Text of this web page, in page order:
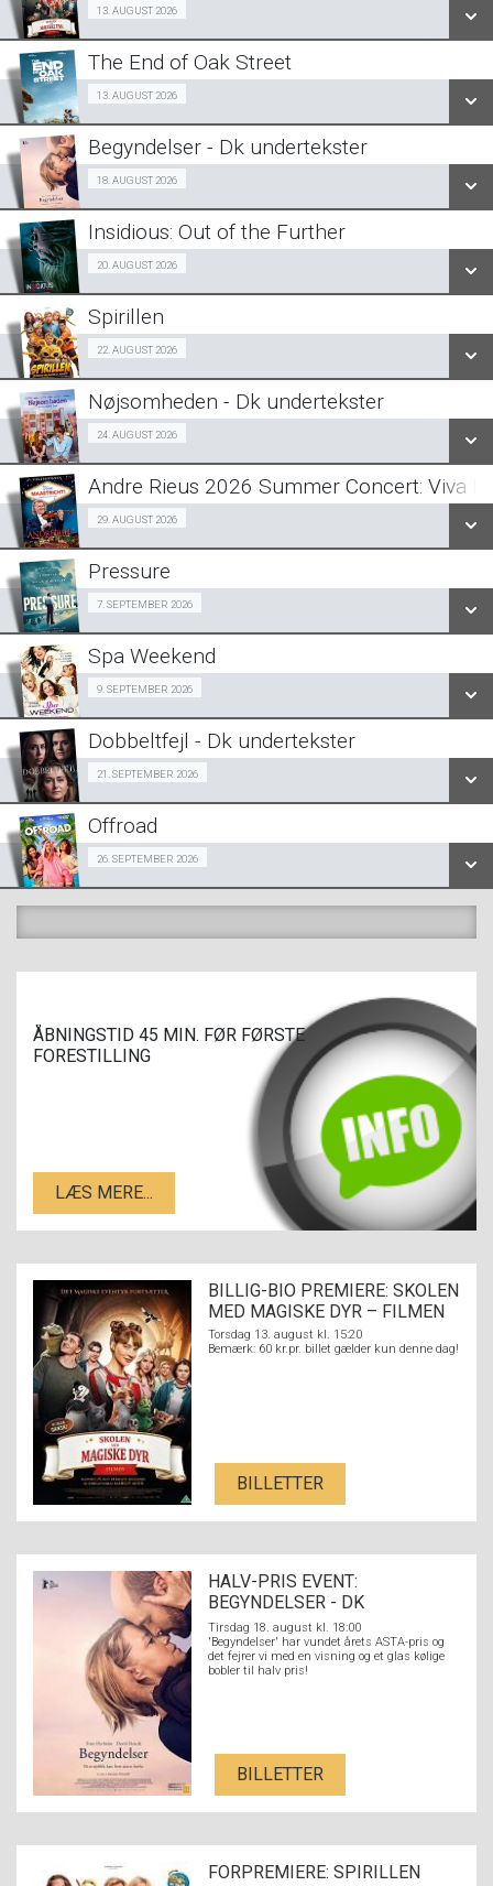
LÆS MERE
13. AUGUST 2026Billig-Bio premiere 13/08
SE ALLE DAGE
LÆS MERE
The End of Oak Street
13. AUGUST 2026
SE ALLE DAGE
LÆS MERE
Begyndelser - Dk undertekster
18. AUGUST 2026Halv-pris event 18/08
SE ALLE DAGE
LÆS MERE
Insidious: Out of the Further
20. AUGUST 2026
SE ALLE DAGE
LÆS MERE
Spirillen
22. AUGUST 2026Forpremiere 22/08
SE ALLE DAGE
LÆS MERE
Nøjsomheden - Dk undertekster
24. AUGUST 2026Forpremiere 24/08
SE ALLE DAGE
LÆS MERE
Andre Rieus 2026 Summer Concert: Viva
29. AUGUST 2026
SE ALLE DAGE
LÆS MERE
Pressure
7. SEPTEMBER 2026Halv-pris event 07/09
SE ALLE DAGE
LÆS MERE
Spa Weekend
9. SEPTEMBER 2026Girls Night Out 09/09
SE ALLE DAGE
LÆS MERE
Dobbeltfejl - Dk undertekster
21. SEPTEMBER 2026Forpremiere 21/09
SE ALLE DAGE
LÆS MERE
Offroad
26. SEPTEMBER 2026Snigpremiere 26/09
ÅBNINGSTID 45 MIN. FØR FØRSTE
FORESTILLING
LÆS MERE...
BILLIG-BIO PREMIERE: SKOLEN
MED MAGISKE DYR – FILMEN
Torsdag 13. august kl. 15:20
Bemærk: 60 kr.pr. billet gælder kun denne dag!
BILLETTER
HALV-PRIS EVENT:
BEGYNDELSER - DK
UNDERTEKSTER
Tirsdag 18. august kl. 18:00
'Begyndelser' har vundet årets ASTA-pris og
det fejrer vi med en visning og et glas kølige
bobler til halv pris!
BILLETTER
FORPREMIERE: SPIRILLEN